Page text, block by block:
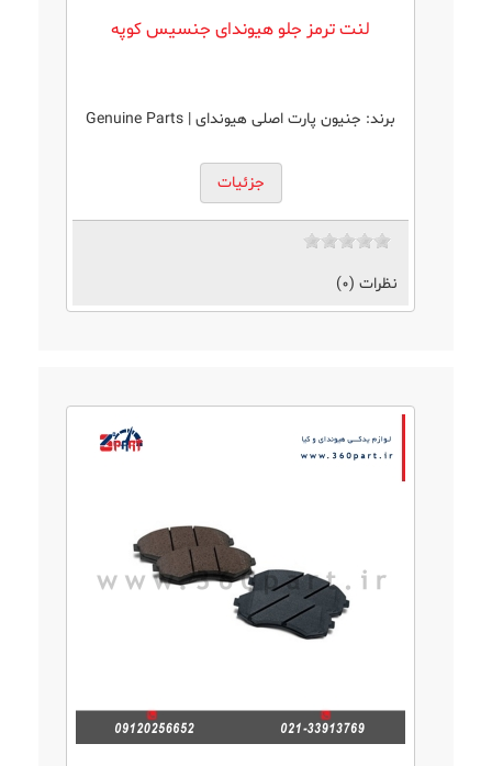
لنت ترمز جلو هیوندای جنسیس کوپه
برند: جنیون پارت اصلی هیوندای | Genuine Parts
جزئیات
نظرات (0)